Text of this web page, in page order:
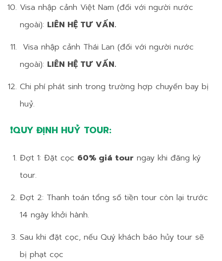
Visa nhập cảnh Việt Nam (đối với người nước
ngoài): LIÊN HỆ TƯ VẤN.
Visa nhập cảnh Thái Lan (đối với người nước
ngoài): LIÊN HỆ TƯ VẤN.
Chi phí phát sinh trong trường hợp chuyến bay bị
huỷ.
❗QUY ĐỊNH HUỶ TOUR:
Đợt 1: Đặt cọc 60% giá tour ngay khi đăng ký
tour.
Đợt 2: Thanh toán tổng số tiền tour còn lại trước
14 ngày khởi hành.
Sau khi đặt cọc, nếu Quý khách báo hủy tour sẽ
bị phạt cọc